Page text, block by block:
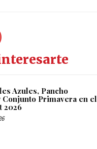
Azules, Pancho
Conjunto Primavera en el
2026